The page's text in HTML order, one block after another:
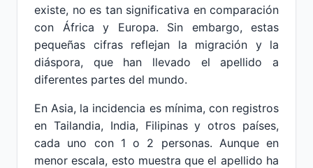
existe, no es tan significativa en comparación
con África y Europa. Sin embargo, estas
pequeñas cifras reflejan la migración y la
diáspora, que han llevado el apellido a
diferentes partes del mundo.
En Asia, la incidencia es mínima, con registros
en Tailandia, India, Filipinas y otros países,
cada uno con 1 o 2 personas. Aunque en
menor escala, esto muestra que el apellido ha